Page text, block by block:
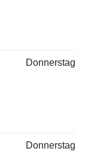
Donnerstag
Donnerstag